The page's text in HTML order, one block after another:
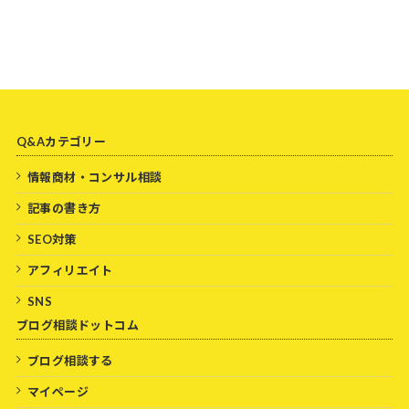
Q&Aカテゴリー
情報商材・コンサル相談
記事の書き方
SEO対策
アフィリエイト
SNS
ブログ相談ドットコム
ブログ相談する
マイページ